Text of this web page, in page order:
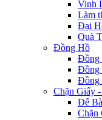
Vinh
Làm
Đại
Quà
Đồng Hồ
Đồng
Đồng
Đồng
Chặn Giấy
Để
Chặn